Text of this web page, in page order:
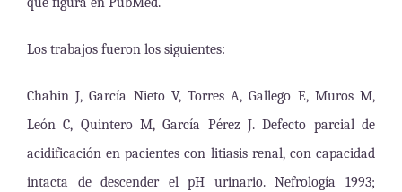
Los trabajos fueron los siguientes:
Chahin J, García Nieto V, Torres A, Gallego E, Muros M,
León C, Quintero M, García Pérez J. Defecto parcial de
acidificación en pacientes con litiasis renal, con capacidad
intacta de descender el pH urinario. Nefrología 1993;